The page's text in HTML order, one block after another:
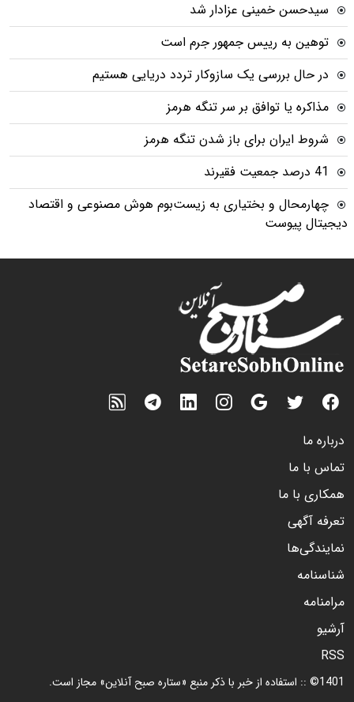
سیدحسن خمینی عزادار شد
توهین به رییس جمهور جرم است
در حال بررسی یک سازوکار تردد دریایی هستیم
مذاکره یا توافق بر سر تنگه هرمز
شروط ایران برای باز شدن تنگه هرمز
41 درصد جمعیت فقیرند
چهارمحال و بختیاری به زیست‌بوم هوش مصنوعی و اقتصاد
دیجیتال پیوست
درباره ما
تماس با ما
همکاری با ما
تعرفه آگهی
نمایندگی‌ها
شناسنامه
مرامنامه
آرشیو
RSS
1401© :: استفاده از خبر با ذکر منبع «ستاره صبح آنلاین» مجاز است.